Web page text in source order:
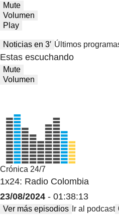
Mute
Volumen
Play
Noticias en 3′ Últimos
Estas escuchando
Mute
Volumen
Crónica 24/7
1x24: Radio Colombia
23/08/2024 - 01:38:13
Ver más episodios Ir al podcast